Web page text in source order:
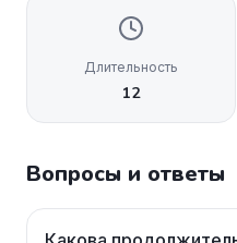
Длительность
12
Вопросы и ответы